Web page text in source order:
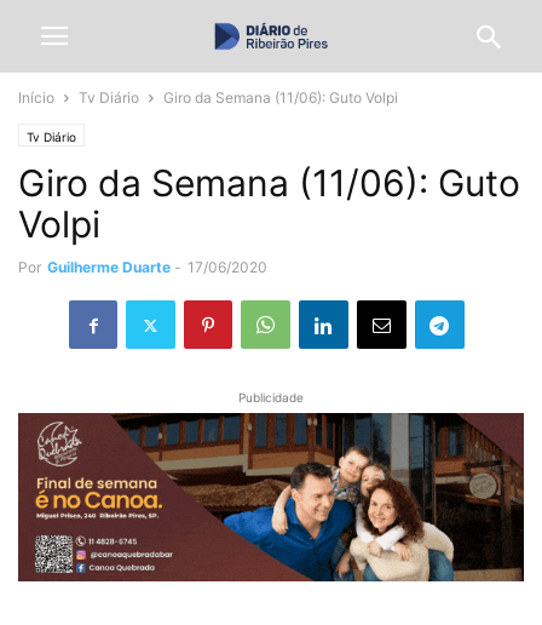
Início Tv Diário Giro da Semana (11/06): Guto Volpi
Tv Diário
Giro da Semana (11/06): Guto
Volpi
Por Guilherme Duarte - 17/06/2020
Publicidade